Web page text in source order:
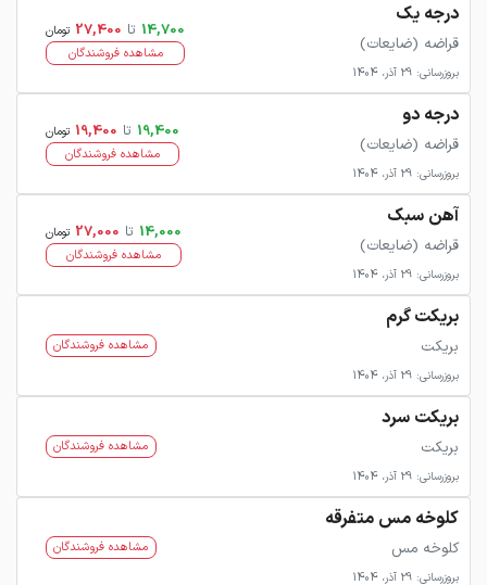
درجه یک
قراضه (ضایعات)
بروزرسانی: 29 آذر، 1404
14,700 تا 27,400 تومان
مشاهده فروشندگان
درجه دو
قراضه (ضایعات)
بروزرسانی: 29 آذر، 1404
19,400 تا 19,400 تومان
مشاهده فروشندگان
آهن سبک
قراضه (ضایعات)
بروزرسانی: 29 آذر، 1404
14,000 تا 27,000 تومان
مشاهده فروشندگان
بریکت گرم
بریکت
بروزرسانی: 29 آذر، 1404
مشاهده فروشندگان
بریکت سرد
بریکت
بروزرسانی: 29 آذر، 1404
مشاهده فروشندگان
کلوخه مس متفرقه
کلوخه مس
بروزرسانی: 29 آذر، 1404
مشاهده فروشندگان